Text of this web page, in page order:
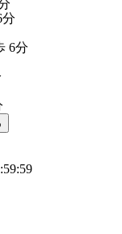
分
6分